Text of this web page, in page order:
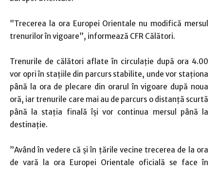
”Trecerea la ora Europei Orientale nu modifică mersul
trenurilor în vigoare”, informează CFR Călători.
Trenurile de călători aflate în circulaţie după ora 4.00
vor opri în staţiile din parcurs stabilite, unde vor staţiona
până la ora de plecare din orarul în vigoare după noua
oră, iar trenurile care mai au de parcurs o distanţă scurtă
până la staţia finală îşi vor continua mersul până la
destinaţie.
”Având în vedere că şi în ţările vecine trecerea de la ora
de vară la ora Europei Orientale oficială se face în